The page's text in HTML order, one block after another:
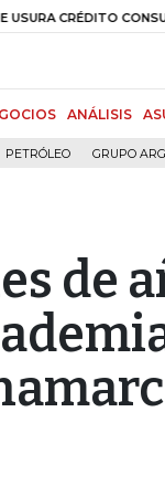
CONSUMO
ANÁLISIS
PETRÓLEO GRUPO
de